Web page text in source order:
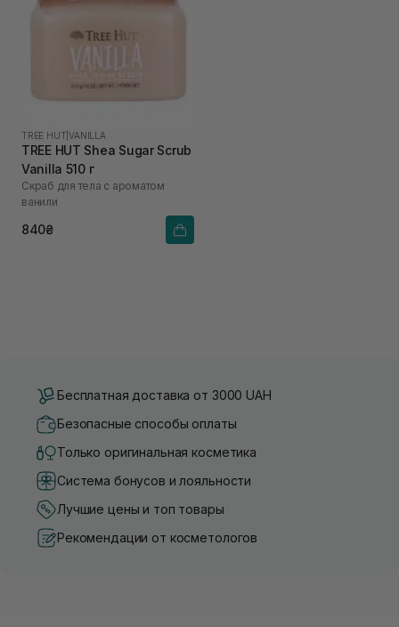
TREE HUT |VANILLA
TREE HUT Shea Sugar Scrub
Vanilla 510 г
Скраб для тела с ароматом
ванили
840₴
Бесплатная доставка от 3000 UAH
Безопасные способы оплаты
Только оригинальная косметика
Система бонусов и лояльности
Лучшие цены и топ товары
Рекомендации от косметологов